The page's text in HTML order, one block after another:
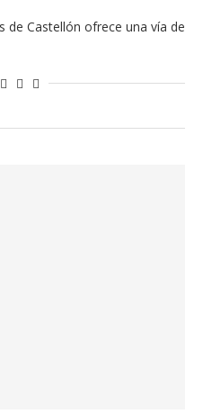
de Castellón ofrece una vía de